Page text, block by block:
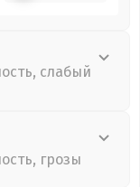
слабый
грозы